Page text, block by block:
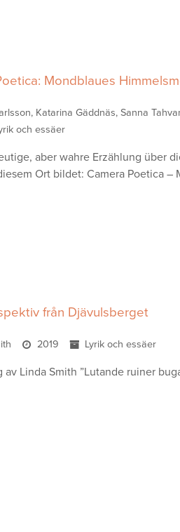
Mondblaues
Katarina Gäddnäs, Sanna
och essäer
aber wahre Erzählung über
Ort bildet: Camera Poetica –
från Djävulsberget
2019 Lyrik och essäer
av Linda Smith ”Lutande ruiner